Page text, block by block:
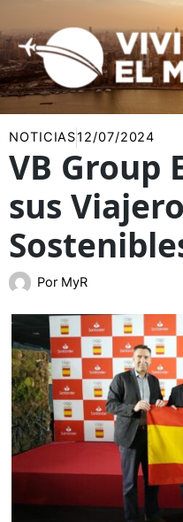
al
contenido
NOTICIAS12/07/2024
VB Group
sus
Por MyR